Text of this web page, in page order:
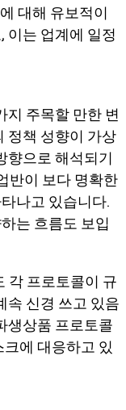
대해 유보적이
이는 업계에 일정
지 주목할 만한 변
정책 성향이 가상
향으로 해석되기
반이 보다 명확한
나고 있습니다.
는 흐름도 보입
각 프로토콜이 규
속 신경 쓰고 있음
생상품 프로토콜
에 대응하고 있